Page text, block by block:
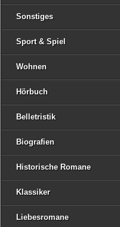
Sonstiges
Sport & Spiel
Wohnen
Hörbuch
Belletristik
Biografien
Historische Romane
Klassiker
Liebesromane